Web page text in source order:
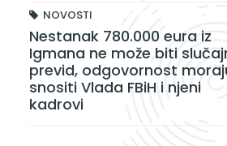
NOVOSTI
Nestanak 780.000 eura iz
Igmana ne može biti
previd, odgovornost
snositi Vlada FBiH i njeni
kadrovi